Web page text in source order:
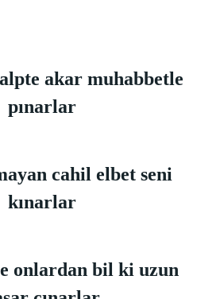
akar muhabbetle
pınarlar
cahil elbet seni
kınarlar
onlardan bil ki uzun